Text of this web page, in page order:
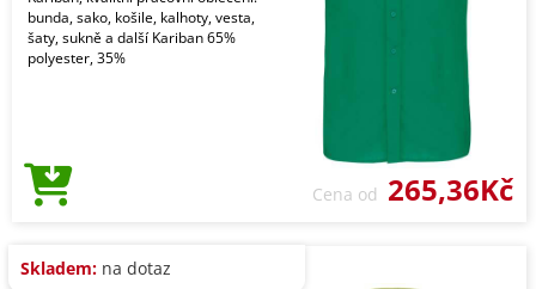
bunda, sako, košile, kalhoty, vesta,
šaty, sukně a další Kariban 65%
polyester, 35%
Cena od 265,36Kč
Skladem: na dotaz